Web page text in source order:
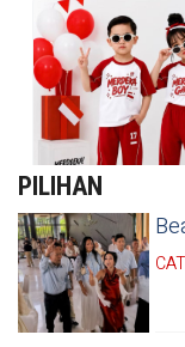
PILIHAN